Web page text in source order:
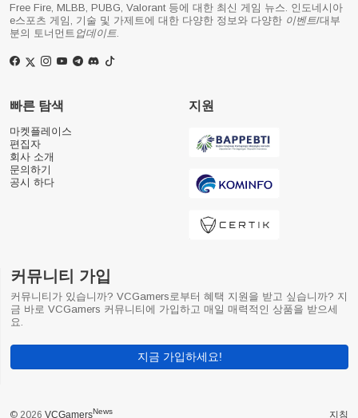
Free Fire, MLBB, PUBG, Valorant 등에 대한 최신 게임 뉴스. 인도네시아
e스포츠 게임, 기술 및 가제트에 대한 다양한 정보와 다양한 이벤트/대부
분의 토너먼트 업데이트
빠른 탐색
마켓플레이스
편집자
회사 소개
문의하기
공시 하다
지원
커뮤니티 가입
커뮤니티가 있습니까? VCGamers로부터 혜택 지원을 받고 싶습니까? 지
금 바로 VCGamers 커뮤니티에 가입하고 매일 매력적인 상품을 받으세
요.
지금 가입하세요!
© 2026 VCGamersNews 지침